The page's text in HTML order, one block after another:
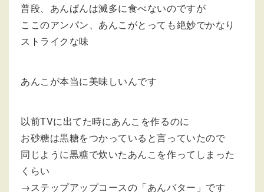
普段、あんぱんは滅多に食べないのですが
ここのアンパン、あんこがとっても絶妙でかなり
ストライクな味
あんこが本当に美味しいんです
以前TVに出てた時にあんこを作るのに
お砂糖は黒糖をつかっていると言っていたので
同じように黒糖で炊いたあんこを作ってしまった
くらい
→ステップアップコースの「あんバター」です